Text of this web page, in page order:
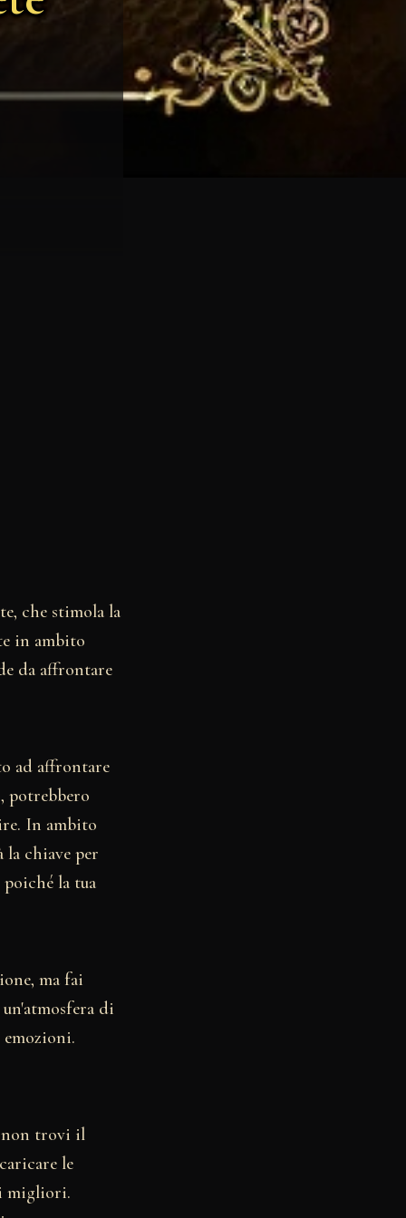
che stimola la
in ambito
da affrontare
ad affrontare
potrebbero
In ambito
chiave per
poiché la tua
ma fai
di
non trovi il
le
migliori.